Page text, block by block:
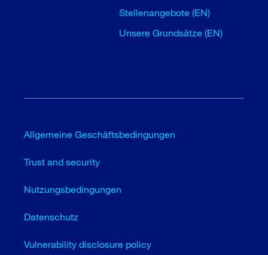
Stellenangebote (EN)
Unsere Grundsätze (EN)
Allgemeine Geschäftsbedingungen
Trust and security
Nutzungsbedingungen
Datenschutz
Vulnerability disclosure policy